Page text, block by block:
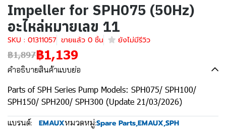
Impeller for SPH075 (50Hz)
อะไหล่หมายเลข 11
SKU : 01311057 ขายแล้ว 0 ชิ้น ยังไม่มีรีวิว
฿1,897฿1,139
คำอธิบายสินค้าแบบย่อ
Parts of SPH Series Pump Models: SPH075/ SPH100/
SPH150/ SPH200/ SPH300 (Update 21/03/2026)
แบรนด์: EMAUXหมวดหมู่:Spare Parts,EMAUX,SPH